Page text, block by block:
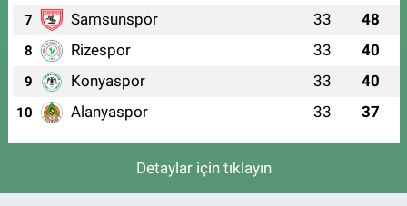
7 Samsunspor 33 48
8 Rizespor 33 40
9 Konyaspor 33 40
10 Alanyaspor 33 37
Detaylar için tıklayın